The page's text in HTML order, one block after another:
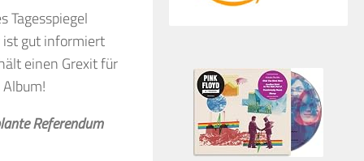
Tagesspiegel
ist gut informiert
einen Grexit für
Referendum